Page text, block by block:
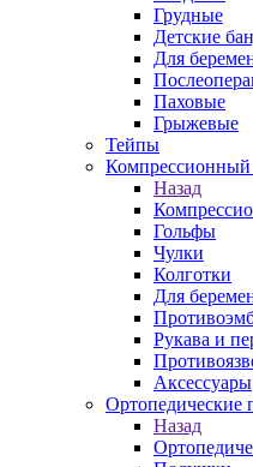
Грудные
Детские
Для
Паховые
Грыжевые
Тейпы
Компрессионный
Назад
Гольфы
Чулки
Колготки
Для
Рукава и
Аксессуары
Ортопедические
Назад